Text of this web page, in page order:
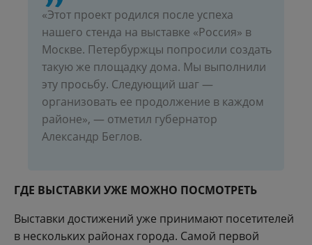
«Этот проект родился после успеха
нашего стенда на выставке «Россия» в
Москве. Петербуржцы попросили создать
такую же площадку дома. Мы выполнили
эту просьбу. Следующий шаг —
организовать ее продолжение в каждом
районе», — отметил губернатор
Александр Беглов.
ГДЕ ВЫСТАВКИ УЖЕ МОЖНО ПОСМОТРЕТЬ
Выставки достижений уже принимают посетителей
в нескольких районах города. Самой первой